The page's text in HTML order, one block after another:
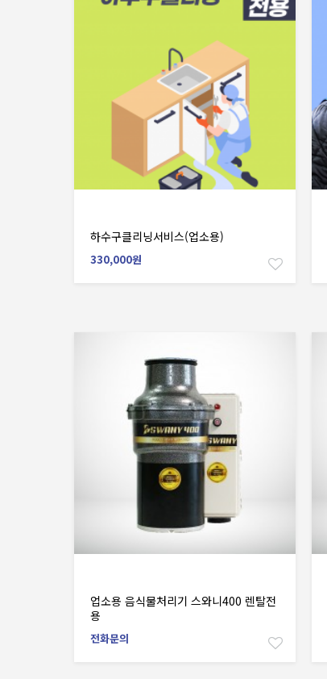
하수구클리닝서비스(업소용)
330,000원
업소용 음식물처리기 스와니400 렌탈전
용
전화문의